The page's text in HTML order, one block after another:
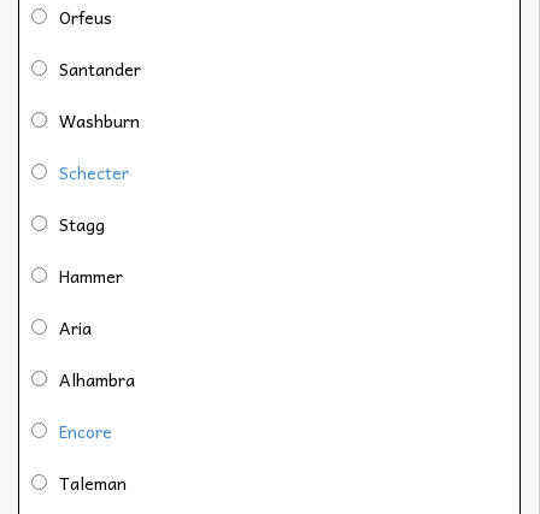
Orfeus
Santander
Washburn
Schecter
Stagg
Hammer
Aria
Alhambra
Encore
Taleman